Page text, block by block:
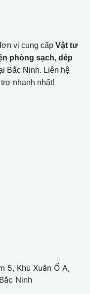
vị cung cấp Vật tư
phòng sạch, dép
Bắc Ninh. Liên hệ
nhanh nhất!
5, Khu Xuân Ổ A,
Ninh